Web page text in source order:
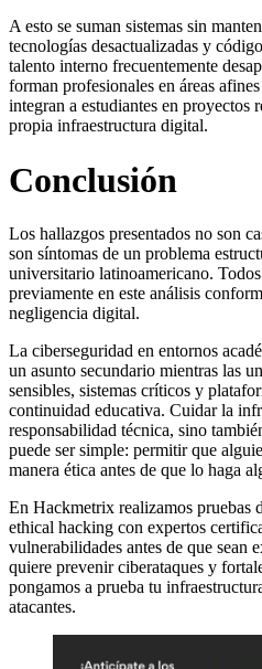
A esto se suman sistemas sin
tecnologías desactualizadas y
talento interno frecuentemente
forman profesionales en áreas
integran a estudiantes en proyectos
propia infraestructura digital.
Conclusión
Los hallazgos presentados no son
son síntomas de un problema
universitario latinoamericano.
previamente en este análisis
negligencia digital.
La ciberseguridad en entornos
un asunto secundario mientras las
sensibles, sistemas críticos y
continuidad educativa. Cuidar la
responsabilidad técnica, sino
puede ser simple: permitir que
manera ética antes de que lo haga
En Hackmetrix realizamos pruebas
ethical hacking con expertos
vulnerabilidades antes de que sean
quiere prevenir ciberataques y
pongamos a prueba tu
atacantes.